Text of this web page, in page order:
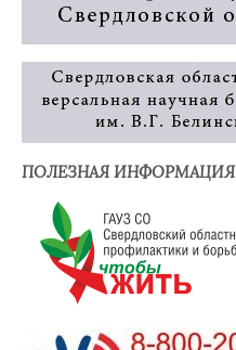
ПОЛЕЗНАЯ ИНФОРМАЦИЯ